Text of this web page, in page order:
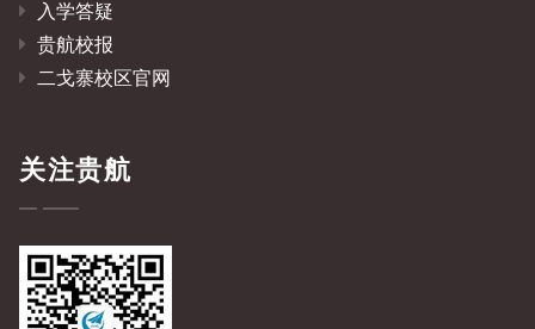
入学答疑
贵航校报
二戈寨校区官网
关注贵航